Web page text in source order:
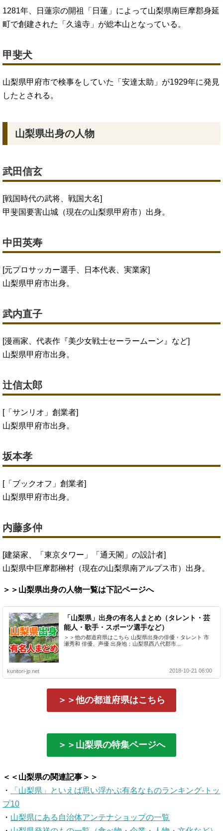
1281年、日蓮宗の開祖「日蓮」によって山梨県南巨摩郡身延
町で創建された「久遠寺」が総本山となっている。
甲斐犬
山梨県甲府市で検事をしていた「安達太助」が1929年に発見
したとされる。
山梨県出身の人物
武田信玄
[戦国時代の武将、戦国大名]
甲斐国要害山城（現在の山梨県甲府市）出身。
中田英寿
[元プロサッカー選手、日本代表、実業家]
山梨県甲府市出身。
武内直子
[漫画家、代表作『美少女戦士セーラームーン』など]
山梨県甲府市出身。
辻信太郎
[「サンリオ」創業者]
山梨県甲府市出身。
坂本孝
[「ブックオフ」創業者]
山梨県甲府市出身。
内藤多仲
[建築家、「東京タワー」「通天閣」の設計者]
山梨県中巨摩郡榊村（現在の山梨県南アルプス市）出身。
＞＞山梨県出身の人物一覧は下記ページへ
「山梨県」出身の有名人まとめ（タレント・芸
能人・歌手・スポーツ選手など）
＞＞他の都道府県はこちら 山梨県出身の俳優・タレント 市
瀬秀和 俳優、声優 出身地：山梨県西八代郡市...
kunitori-jp.net 2018-10-21 06:00
＞＞他の都道府県はこちら
＞＞山梨県の特集ページへ
＜＜山梨県の関連記事＞＞
・
「山梨県」といえば思い浮かぶ有名なものランキング-トッ
プ10
・ 山梨県にある自治体アンテナショップの一覧